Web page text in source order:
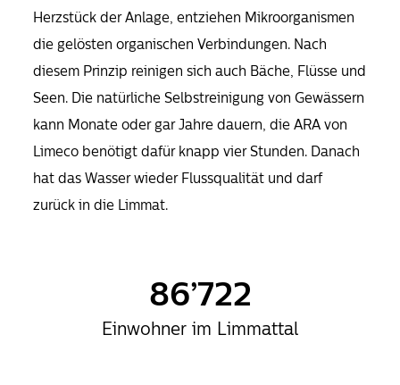
Herzstück der Anlage, entziehen Mikroorganismen
die gelösten organischen Verbindungen. Nach
diesem Prinzip reinigen sich auch Bäche, Flüsse und
Seen. Die natürliche Selbstreinigung von Gewässern
kann Monate oder gar Jahre dauern, die ARA von
Limeco benötigt dafür knapp vier Stunden. Danach
hat das Wasser wieder Flussqualität und darf
zurück in die Limmat.
86’722
Einwohner im Limmattal